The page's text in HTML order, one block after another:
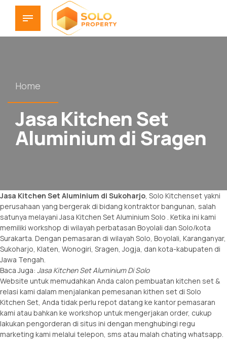
Home
Jasa Kitchen Set
Aluminium di Sragen
Jasa Kitchen Set Aluminium di Sukoharjo , Solo Kitchenset yakni
perusahaan yang bergerak di bidang kontraktor bangunan, salah
satunya melayani Jasa Kitchen Set Aluminium Solo . Ketika ini kami
memiliki workshop di wilayah perbatasan Boyolali dan Solo/kota
Surakarta. Dengan pemasaran di wilayah Solo, Boyolali, Karanganyar,
Sukoharjo, Klaten, Wonogiri, Sragen, Jogja, dan kota-kabupaten di
Jawa Tengah.
Baca Juga: Jasa Kitchen Set Aluminium Di Solo
Website untuk memudahkan Anda calon pembuatan kitchen set &
relasi kami dalam menjalankan pemesanan kithen set di Solo
Kitchen Set, Anda tidak perlu repot datang ke kantor pemasaran
kami atau bahkan ke workshop untuk mengerjakan order, cukup
lakukan pengorderan di situs ini dengan menghubingi regu
marketing kami melalui telepon, sms atau malah chating whatsapp.